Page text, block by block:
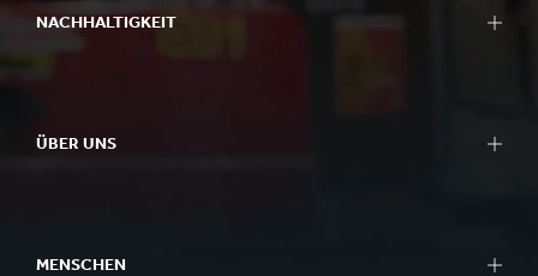
NACHHALTIGKEIT
ÜBER UNS
MENSCHEN